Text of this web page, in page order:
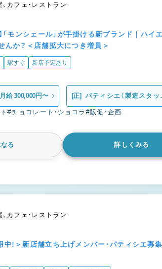
カフェ・レストラン
「モンシェール」が手掛ける新ブランド｜ハイ
んか？＜店舗拡大につき増員＞
駅すぐ 新店予定あり
月給 300,000円〜 [正]
パティシエ（製造スタッ
フ）
#チョコレート・ショコラ #販促・企画
る 詳しくみる
カフェ・レストラン
!＞新店舗立ち上げメンバー・パティシエ募